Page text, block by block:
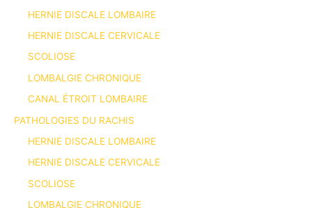
HERNIE DISCALE LOMBAIRE
HERNIE DISCALE CERVICALE
SCOLIOSE
LOMBALGIE CHRONIQUE
CANAL ÉTROIT LOMBAIRE
PATHOLOGIES DU RACHIS
HERNIE DISCALE LOMBAIRE
HERNIE DISCALE CERVICALE
SCOLIOSE
LOMBALGIE CHRONIQUE